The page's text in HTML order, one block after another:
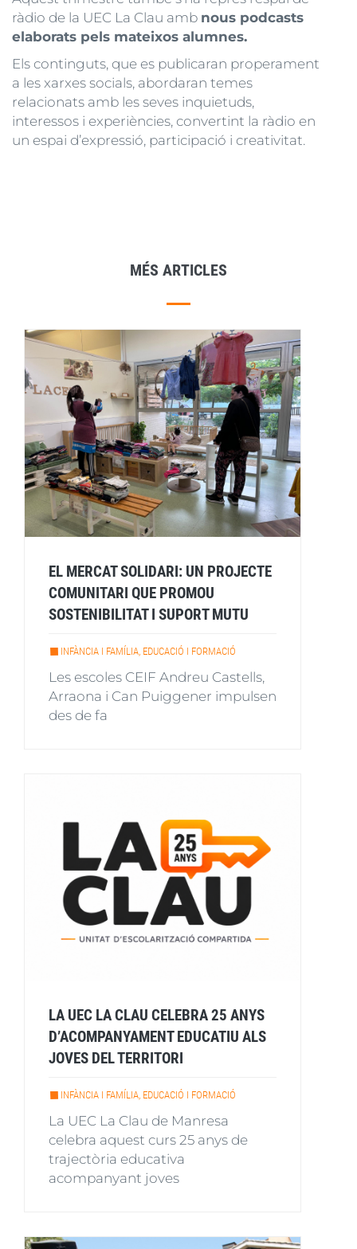
ràdio de la UEC La Clau amb nous podcasts
elaborats pels mateixos alumnes.
Els continguts, que es publicaran properament
a les xarxes socials, abordaran temes
relacionats amb les seves inquietuds,
interessos i experiències, convertint la ràdio en
un espai d’expressió, participació i creativitat.
MÉS ARTICLES
EL MERCAT SOLIDARI: UN PROJECTE
COMUNITARI QUE PROMOU
SOSTENIBILITAT I SUPORT MUTU
INFÀNCIA I FAMÍLIA, EDUCACIÓ I FORMACIÓ
Les escoles CEIF Andreu Castells,
Arraona i Can Puiggener impulsen
des de fa
LA UEC LA CLAU CELEBRA 25 ANYS
D’ACOMPANYAMENT EDUCATIU ALS
JOVES DEL TERRITORI
INFÀNCIA I FAMÍLIA, EDUCACIÓ I FORMACIÓ
La UEC La Clau de Manresa
celebra aquest curs 25 anys de
trajectòria educativa
acompanyant joves